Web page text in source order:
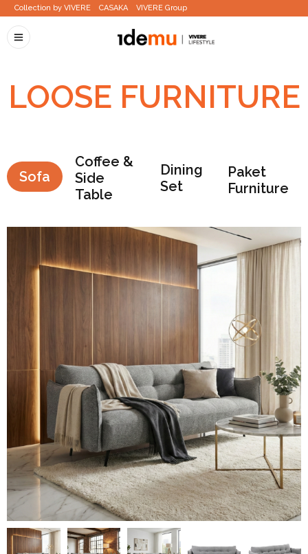
Collection by VIVERE CASAKA VIVERE Group
LOOSE FURNITURE
Sofa
Coffee &
Side
Table
Dining
Set
Paket
Furniture